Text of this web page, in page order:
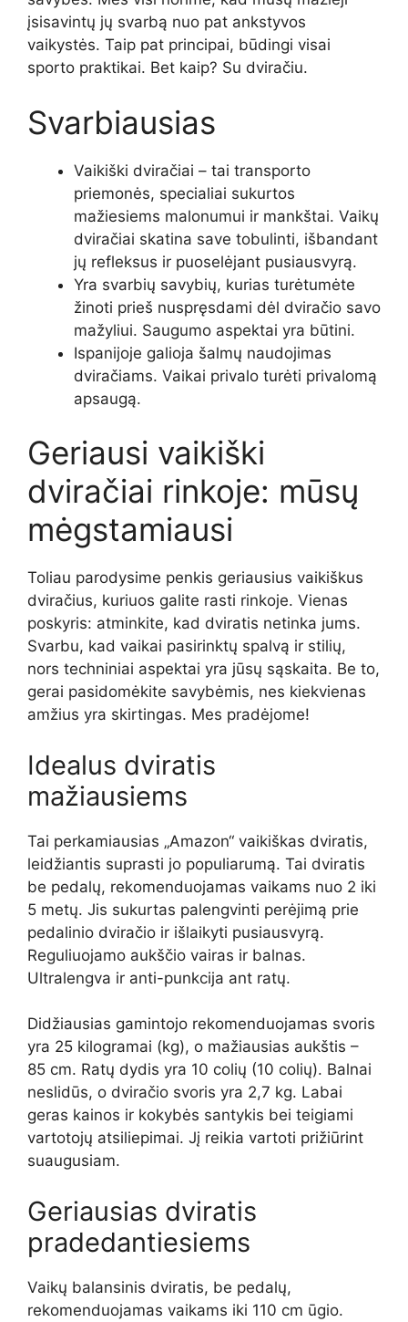
įsisavintų jų svarbą nuo pat ankstyvos
vaikystės. Taip pat principai, būdingi visai
sporto praktikai. Bet kaip? Su dviračiu.
Svarbiausias
Vaikiški dviračiai – tai transporto
priemonės, specialiai sukurtos
mažiesiems malonumui ir mankštai. Vaikų
dviračiai skatina save tobulinti, išbandant
jų refleksus ir puoselėjant pusiausvyrą.
Yra svarbių savybių, kurias turėtumėte
žinoti prieš nuspręsdami dėl dviračio savo
mažyliui. Saugumo aspektai yra būtini.
Ispanijoje galioja šalmų naudojimas
dviračiams. Vaikai privalo turėti privalomą
apsaugą.
Geriausi vaikiški
dviračiai rinkoje: mūsų
mėgstamiausi
Toliau parodysime penkis geriausius vaikiškus
dviračius, kuriuos galite rasti rinkoje. Vienas
poskyris: atminkite, kad dviratis netinka jums.
Svarbu, kad vaikai pasirinktų spalvą ir stilių,
nors techniniai aspektai yra jūsų sąskaita. Be to,
gerai pasidomėkite savybėmis, nes kiekvienas
amžius yra skirtingas. Mes pradėjome!
Idealus dviratis
mažiausiems
Tai perkamiausias „Amazon“ vaikiškas dviratis,
leidžiantis suprasti jo populiarumą. Tai dviratis
be pedalų, rekomenduojamas vaikams nuo 2 iki
5 metų. Jis sukurtas palengvinti perėjimą prie
pedalinio dviračio ir išlaikyti pusiausvyrą.
Reguliuojamo aukščio vairas ir balnas.
Ultralengva ir anti-punkcija ant ratų.
Didžiausias gamintojo rekomenduojamas svoris
yra 25 kilogramai (kg), o mažiausias aukštis –
85 cm. Ratų dydis yra 10 colių (10 colių). Balnai
neslidūs, o dviračio svoris yra 2,7 kg. Labai
geras kainos ir kokybės santykis bei teigiami
vartotojų atsiliepimai. Jį reikia vartoti prižiūrint
suaugusiam.
Geriausias dviratis
pradedantiesiems
Vaikų balansinis dviratis, be pedalų,
rekomenduojamas vaikams iki 110 cm ūgio.